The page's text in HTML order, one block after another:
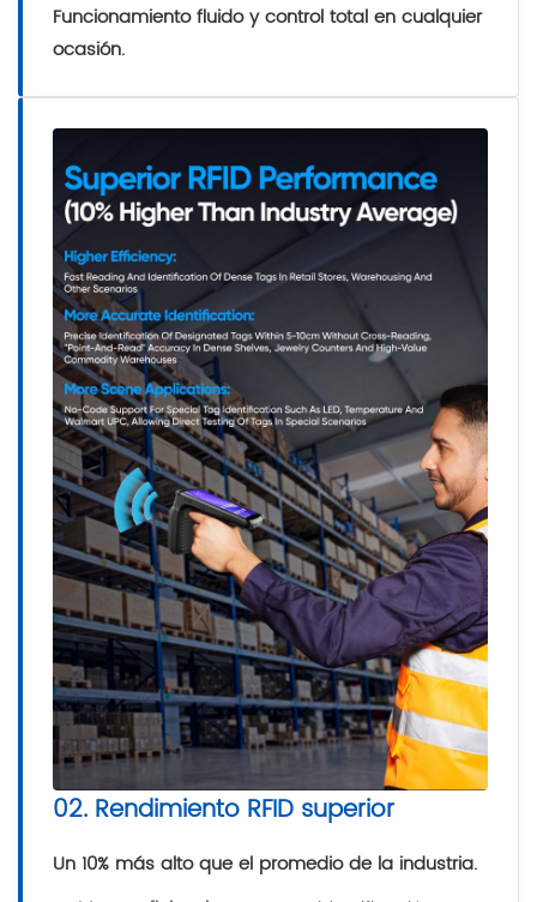
Funcionamiento fluido y control total en cualquier
ocasión.
02. Rendimiento RFID superior
Un 10% más alto que el promedio de la industria.